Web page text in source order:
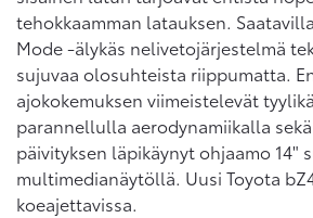
tehokkaamman latauksen.
Mode -älykäs nelivetojärjestelmä
sujuvaa olosuhteista riippumatta.
ajokokemuksen viimeistelevät
parannellulla aerodynamiikalla
päivityksen läpikäynyt ohjaamo 14"
multimedianäytöllä. Uusi Toyota
koeajettavissa.